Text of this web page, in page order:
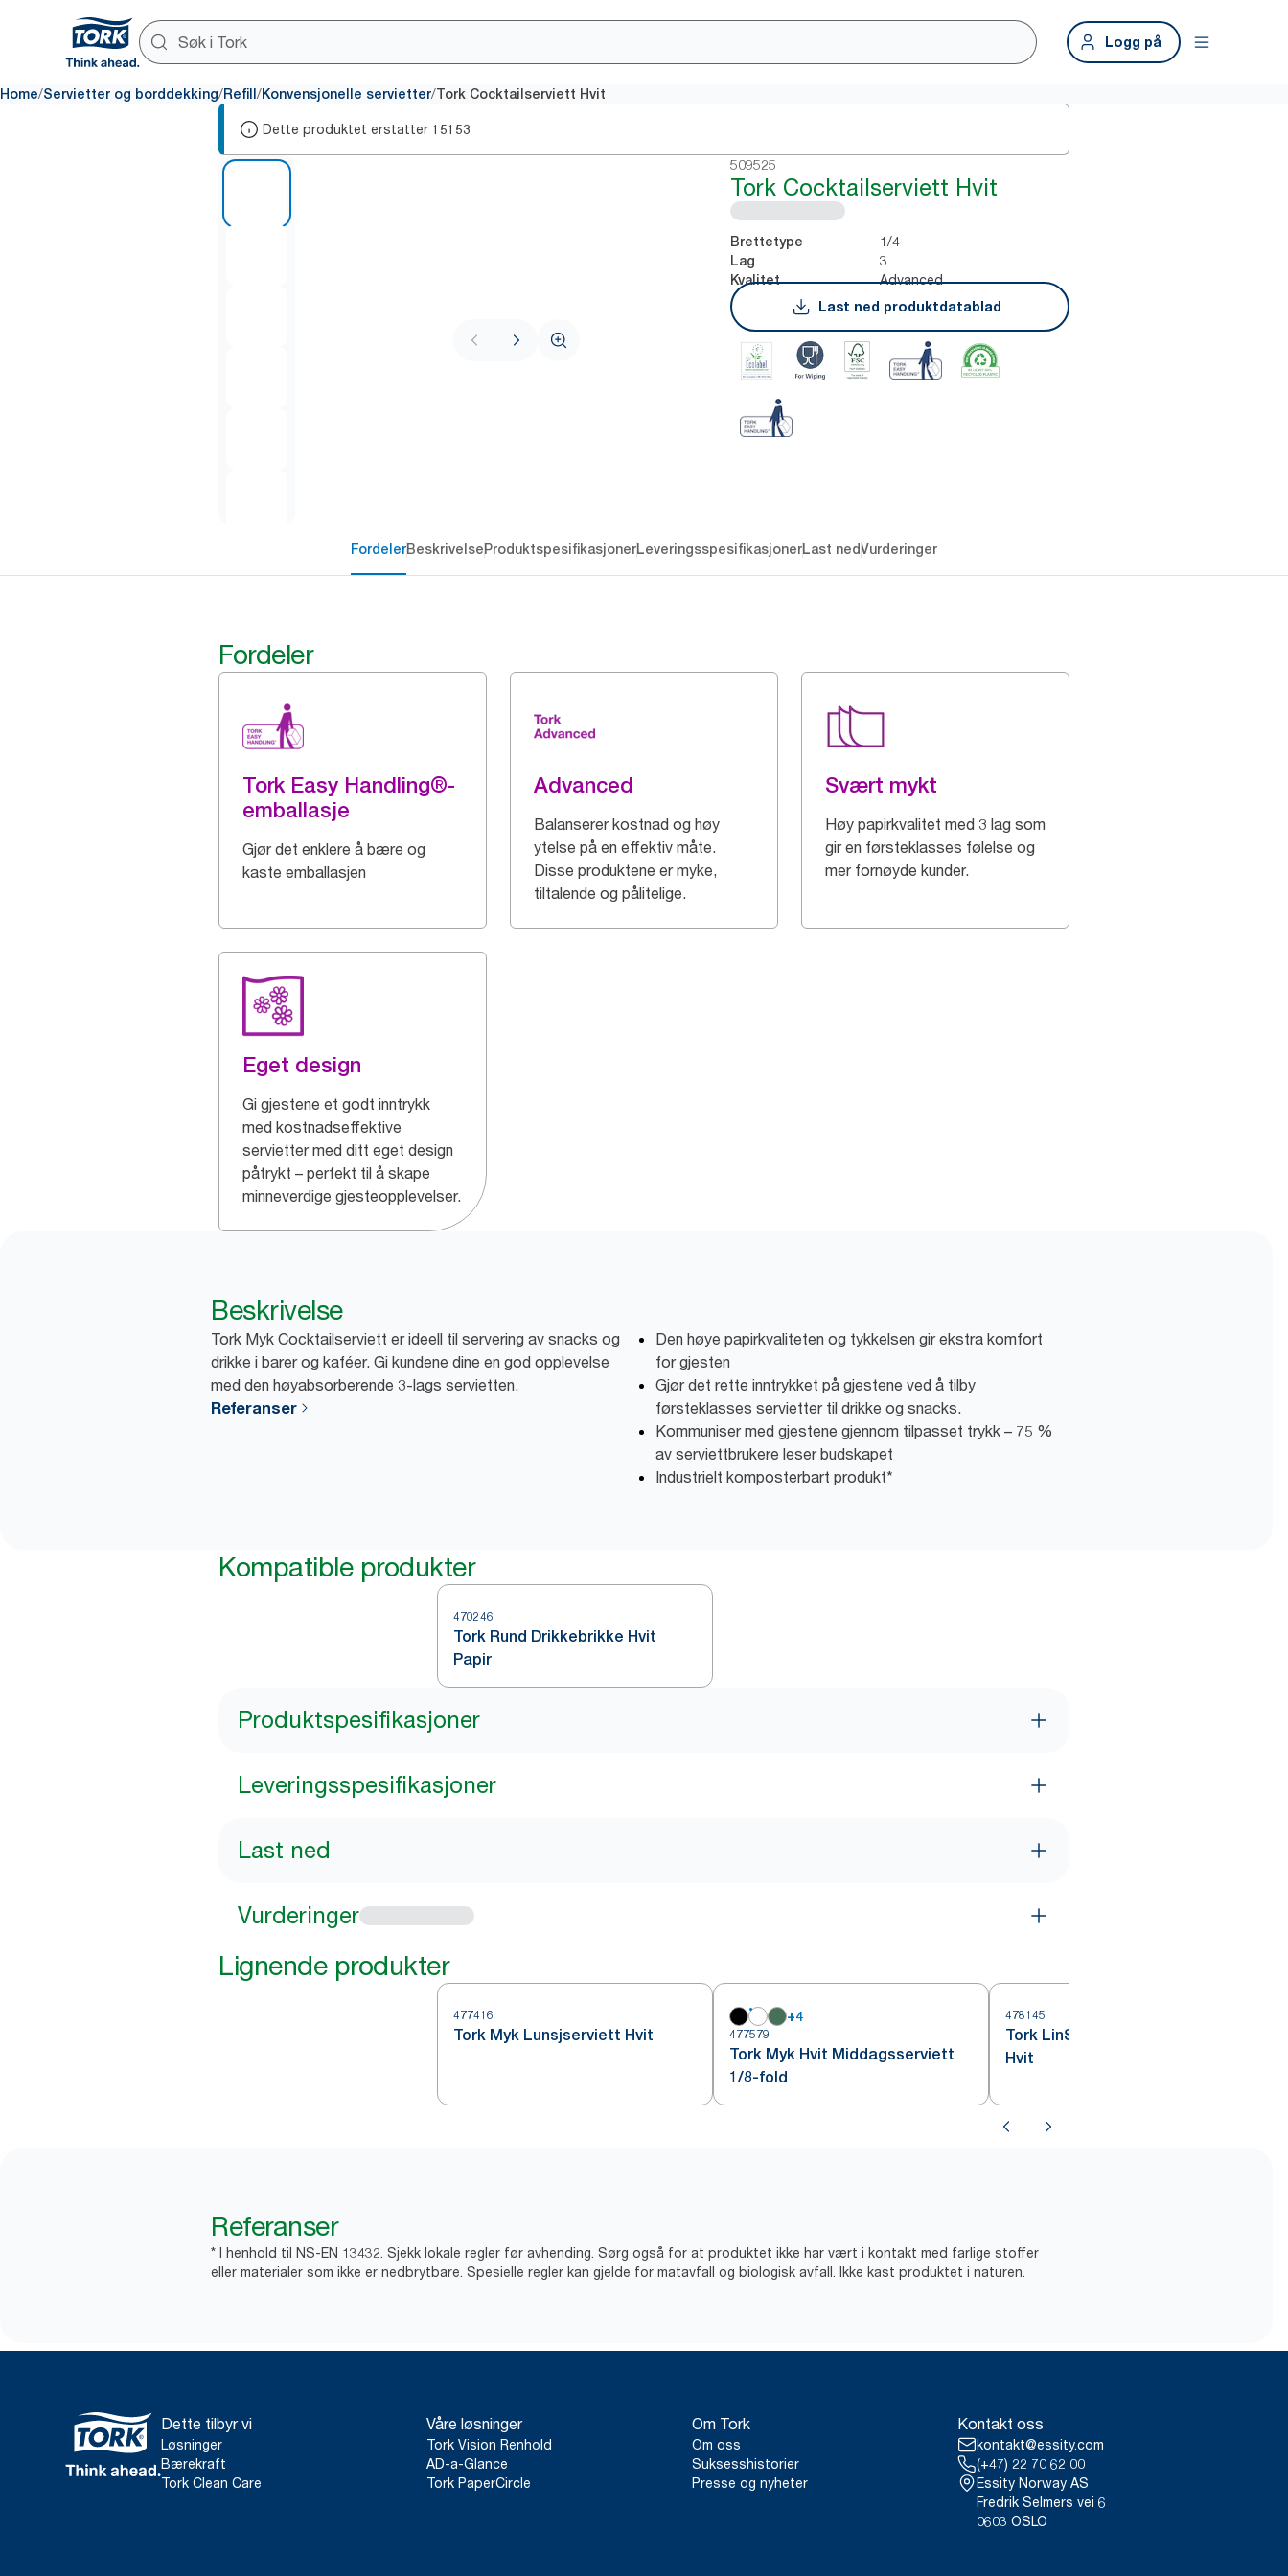
Logg på
Home/Servietter og borddekking/Refill /Konvensjonelle servietter/Tork Cocktailserviett Hvit
Dette produktet erstatter 15153
509525
Tork Cocktailserviett Hvit
Brettetype 1/4
Lag 3
Kvalitet
Advanced
Last ned produktdatablad
FordelerBeskrivelseProduktspesifikasjonerLeveringsspesifikasjonerLast nedVurderinger
Fordeler
Tork Easy Handling®-
emballasje
Gjør det enklere å bære og
kaste emballasjen
Advanced
Balanserer kostnad og høy
ytelse på en effektiv måte.
Disse produktene er myke,
tiltalende og pålitelige.
Svært mykt
Høy papirkvalitet med 3 lag som
gir en førsteklasses følelse og
mer fornøyde kunder.
Eget design
Gi gjestene et godt inntrykk
med kostnadseffektive
servietter med ditt eget design
påtrykt – perfekt til å skape
minneverdige gjesteopplevelser.
Beskrivelse
Tork Myk Cocktailserviett er ideell til servering av snacks og
drikke i barer og kaféer. Gi kundene dine en god opplevelse
med den høyabsorberende 3-lags servietten.
Referanser
Den høye papirkvaliteten og tykkelsen gir ekstra komfort
for gjesten
Gjør det rette inntrykket på gjestene ved å tilby
førsteklasses servietter til drikke og snacks.
Kommuniser med gjestene gjennom tilpasset trykk – 75 %
av serviettbrukere leser budskapet
Industrielt komposterbart produkt*
Kompatible produkter
470246
Tork Rund Drikkebrikke Hvit
Papir
Produktspesifikasjoner
Leveringsspesifikasjoner
Last ned
Vurderinger
Lignende produkter
477416
Tork Myk Lunsjserviett Hvit
+4
477579
Tork Myk Hvit Middagsserviett
1/8-fold
478145
Tork LinStyle® Middagsserviett
Hvit
Referanser
* I henhold til NS-EN 13432. Sjekk lokale regler før avhending. Sørg også for at produktet ikke har vært i kontakt med farlige stoffer
eller materialer som ikke er nedbrytbare. Spesielle regler kan gjelde for matavfall og biologisk avfall. Ikke kast produktet i naturen.
Dette tilbyr vi
Løsninger
Bærekraft
Tork Clean Care
Våre løsninger
Tork Vision Renhold
AD-a-Glance
Tork PaperCircle
Om Tork
Om oss
Suksesshistorier
Presse og nyheter
Kontakt oss
kontakt@essity.com
(+47) 22 70 62 00
Essity Norway AS
Fredrik Selmers vei 6
0603 OSLO